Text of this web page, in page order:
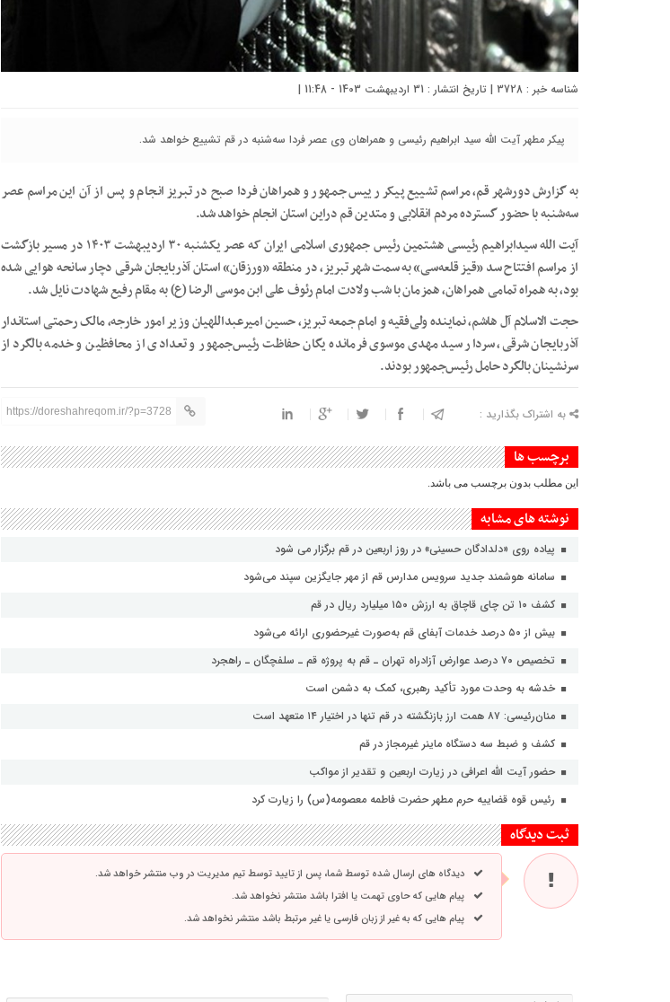
شناسه خبر : 3728 | تاریخ انتشار : 31 اردیبهشت 1403 - 11:48 |
پیکر مطهر آیت الله سید ابراهیم رئیسی و همراهان وی عصر فردا سه‌شنبه در قم تشییع خواهد شد.
به گزارش دورشهر قم، مراسم تشییع پیکر رییس جمهور و همراهان فردا صبح در تبریز انجام و پس از آن این مراسم عصر
سه‌شنبه با حضور گسترده مردم انقلابی و متدین قم دراین استان انجام خواهد شد.
آیت الله سیدابراهیم رئیسی هشتمین رئیس جمهوری اسلامی ایران که عصر یکشنبه ۳۰ اردیبهشت ۱۴۰۳ در مسیر بازگشت
از مراسم افتتاح سد «قیز قلعه‌سی» به سمت شهر تبریز، در منطقه «ورزقان» استان آذربایجان شرقی دچار سانحه هوایی شده
بود، به همراه تمامی همراهان، همزمان با شب ولادت امام رئوف علی ابن موسی الرضا (ع) به مقام رفیع شهادت نایل شد.
حجت الاسلام آل هاشم، نماینده ولی‌فقیه و امام جمعه تبریز، حسین امیرعبداللهیان وزیر امور خارجه، مالک رحمتی استاندار
آذربایجان شرقی، سردار سید مهدی موسوی فرمانده یگان حفاظت رئیس‌جمهور و تعدادی از محافظین و خدمه بالگرد از
سرنشینان بالگرد حامل رئیس‌جمهور بودند.
به اشتراک بگذارید : https://doreshahreqom.ir/?p=3728
برچسب ها
این مطلب بدون برچسب می باشد.
نوشته های مشابه
پیاده روی «دلدادگان حسینی» در روز اربعین در قم برگزار می شود
سامانه هوشمند جدید سرویس مدارس قم از مهر جایگزین سپند می‌شود
کشف ۱۰ تن چای قاچاق به ارزش ۱۵۰ میلیارد ریال در قم
بیش از ۵۰ درصد خدمات آبفای قم به‌صورت غیرحضوری ارائه می‌شود
تخصیص ۷۰ درصد عوارض آزادراه تهران ـ قم به پروژه قم ـ سلفچگان ـ راهجرد
خدشه به وحدت مورد تأکید رهبری، کمک به دشمن است
منان‌رئیسی: ۸۷ همت ارز بازنگشته در قم تنها در اختیار ۱۴ متعهد است
کشف و ضبط سه دستگاه ماینر غیرمجاز در قم
حضور آیت الله اعرافی در زیارت اربعین و تقدیر از مواکب
رئیس قوه قضاییه حرم مطهر حضرت فاطمه معصومه(س) را زیارت کرد
ثبت دیدگاه
دیدگاه های ارسال شده توسط شما، پس از تایید توسط تیم مدیریت در وب منتشر خواهد شد.
پیام هایی که حاوی تهمت یا افترا باشد منتشر نخواهد شد.
پیام هایی که به غیر از زبان فارسی یا غیر مرتبط باشد منتشر نخواهد شد.